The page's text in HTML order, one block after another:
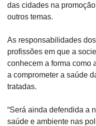
das cidades na
outros temas.
As responsabilidades
profissões em que a
conhecem a forma como
a comprometer a saúde
tratadas.
“Será ainda defendida a
saúde e ambiente nas